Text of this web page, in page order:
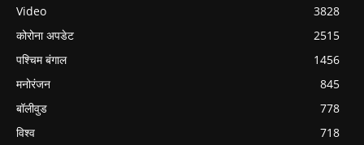
Video
3828
कोरोना अपडेट
2515
पश्चिम बंगाल
1456
मनोरंजन
845
बॉलीवुड
778
विश्व
718